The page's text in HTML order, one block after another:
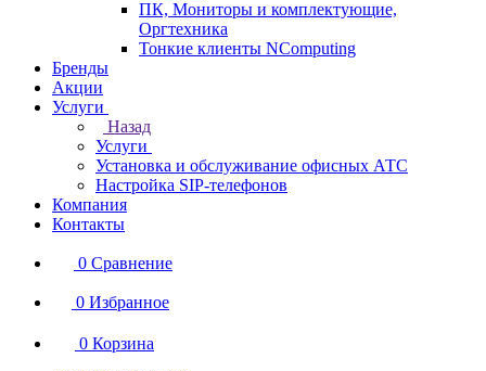
ПК, Мониторы и комплектующие,
Оргтехника
Тонкие клиенты NComputing
Бренды
Акции
Услуги
Назад
Услуги
Установка и обслуживание офисных АТС
Настройка SIP-телефонов
Компания
Контакты
0 Сравнение
0 Избранное
0 Корзина